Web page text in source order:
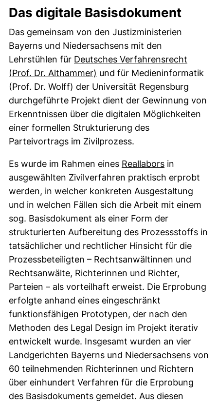
Das digitale Basisdokument
Das gemeinsam von den Justizministerien
Bayerns und Niedersachsens mit den
Lehrstühlen für Deutsches Verfahrensrecht
(Prof. Dr. Althammer) (externer Link, öffnet neues
und für Medieninformatik
(Prof. Dr. Wolff) der Universität Regensburg
durchgeführte Projekt dient der Gewinnung von
Erkenntnissen über die digitalen Möglichkeiten
einer formellen Strukturierung des
Parteivortrags im Zivilprozess.
Es wurde im Rahmen eines Reallabors(externer
in
ausgewählten Zivilverfahren praktisch erprobt
werden, in welcher konkreten Ausgestaltung
und in welchen Fällen sich die Arbeit mit einem
sog. Basisdokument als einer Form der
strukturierten Aufbereitung des Prozessstoffs in
tatsächlicher und rechtlicher Hinsicht für die
Prozessbeteiligten – Rechtsanwältinnen und
Rechtsanwälte, Richterinnen und Richter,
Parteien – als vorteilhaft erweist. Die Erprobung
erfolgte anhand eines eingeschränkt
funktionsfähigen Prototypen, der nach den
Methoden des Legal Design im Projekt iterativ
entwickelt wurde. Insgesamt wurden an vier
Landgerichten Bayerns und Niedersachsens von
60 teilnehmenden Richterinnen und Richtern
über einhundert Verfahren für die Erprobung
des Basisdokuments gemeldet. Aus diesen